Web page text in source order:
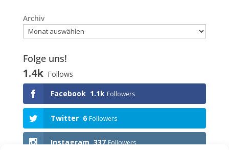
Archiv
Folge uns!
1.4k Follows
Facebook 1.1k Followers
Twitter 6 Followers
Instagram 337 Followers